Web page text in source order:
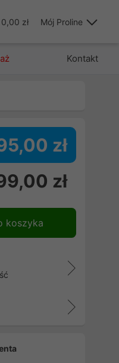
0,00 zł Mój Proline
Kontakt
zł
zł
koszyka